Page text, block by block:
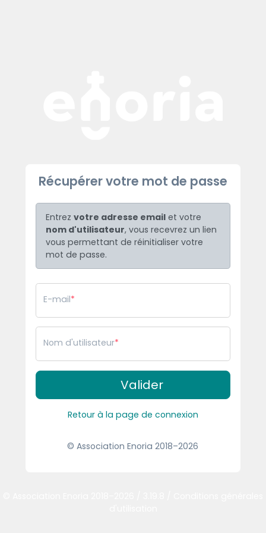
Récupérer votre mot de passe
Entrez votre adresse emailet votre
nom d'utilisateur, vous recevrez un lien
vous permettant de réinitialiser votre
mot de passe.
E-mail
Nom d'utilisateur
Valider
Retour à la page de connexion
© Association Enoria 2018–2026